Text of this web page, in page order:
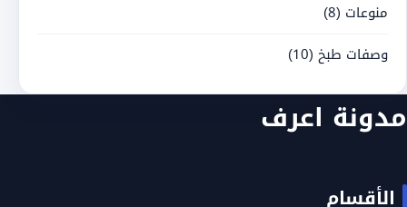
منوعات (8)
وصفات طبخ (10)
مدونة اعرف
الأقسام